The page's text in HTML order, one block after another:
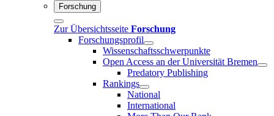
Forschung
Zur Übersichtsseite Forschung
Forschungsprofil
Wissenschaftsschwerpunkte
Open Access an der Universität Bremen
Predatory Publishing
Rankings
National
International